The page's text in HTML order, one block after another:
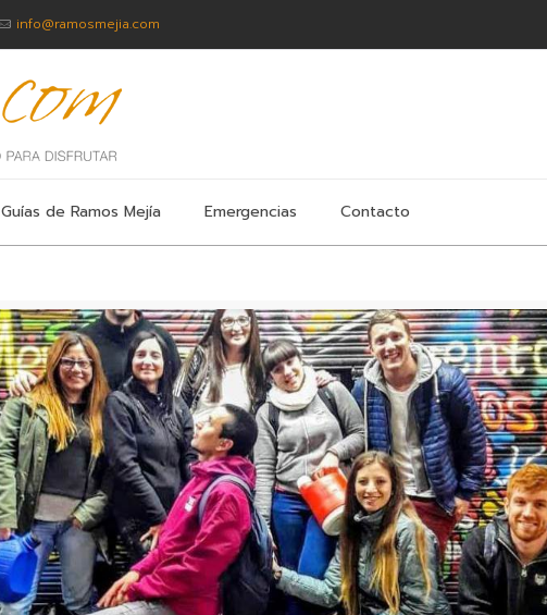
info@ramosmejia.com
Guías de Ramos Mejía Emergencias Contacto